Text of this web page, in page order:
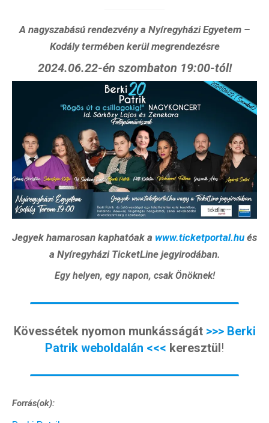
A nagyszabású rendezvény a Nyíregyházi Egyetem –
Kodály termében kerül megrendezésre
2024.06.22-én szombaton 19:00-tól!
Jegyek hamarosan kaphatóak a www.ticketportal.hu és
a Nyíregyházi TicketLine jegyirodában.
Egy helyen, egy napon, csak Önöknek!
Kövessétek nyomon munkásságát >>> Berki
Patrik weboldalán <<< keresztül!
Forrás(ok):